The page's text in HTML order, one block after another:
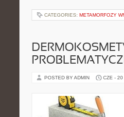
CATEGORIES: METAMORFOZY
POSTED BY ADMIN CZE -